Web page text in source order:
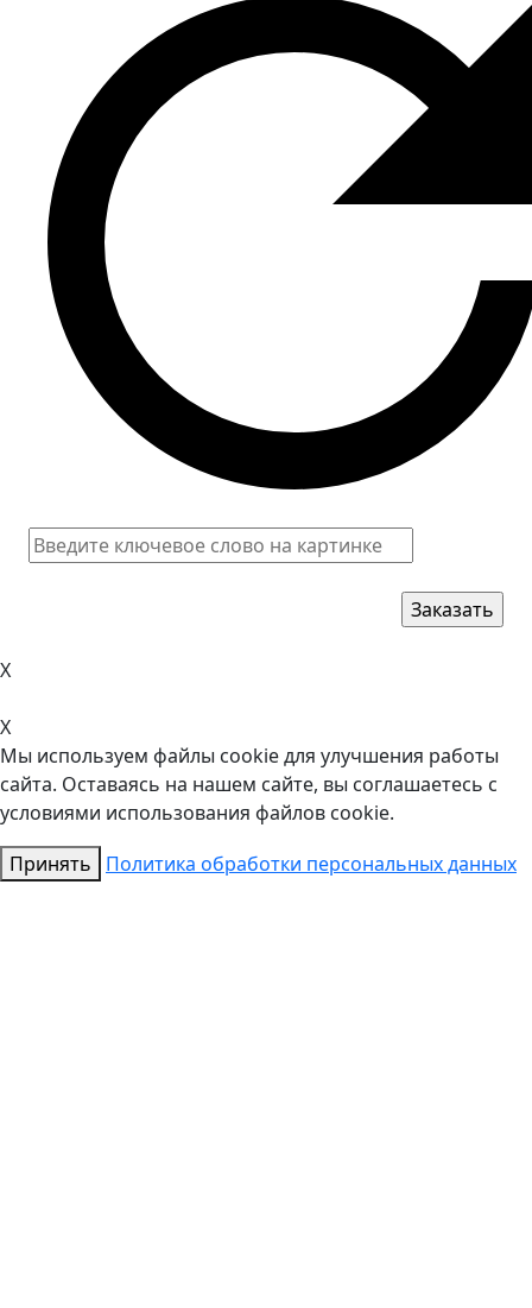
X
X
Мы используем файлы cookie для улучшения работы
сайта. Оставаясь на нашем сайте, вы соглашаетесь с
условиями использования файлов cookie.
Принять
Политика обработки персональных данных